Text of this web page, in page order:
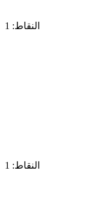
النقاط: 1
النقاط: 1